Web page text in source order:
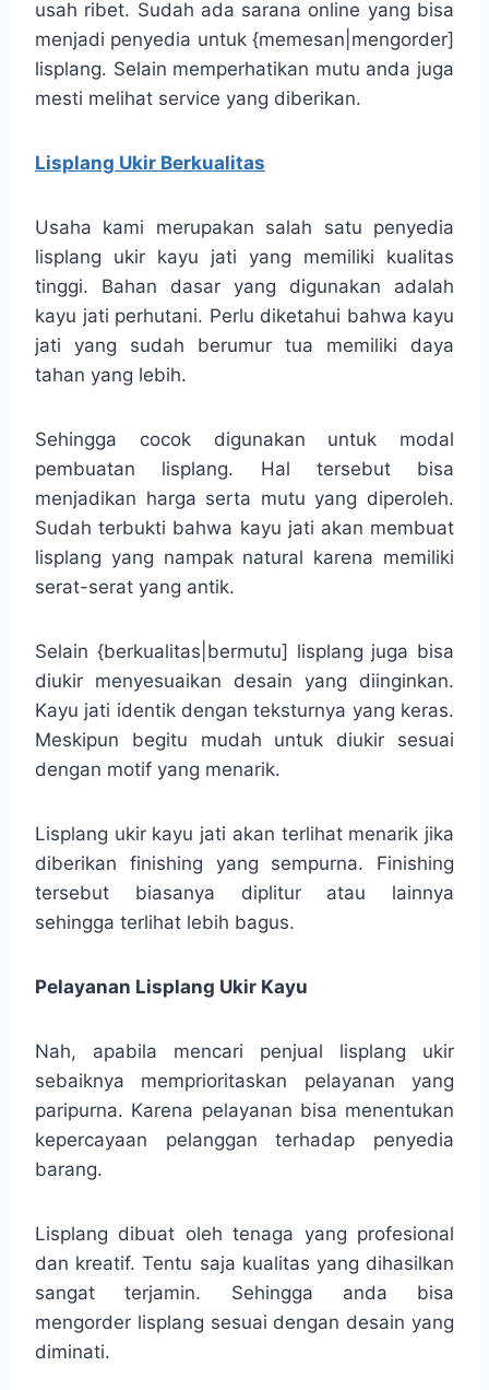
usah ribet. Sudah ada sarana online yang bisa
menjadi penyedia untuk {memesan|mengorder]
lisplang. Selain memperhatikan mutu anda juga
mesti melihat service yang diberikan.
Lisplang Ukir Berkualitas
Usaha kami merupakan salah satu penyedia
lisplang ukir kayu jati yang memiliki kualitas
tinggi. Bahan dasar yang digunakan adalah
kayu jati perhutani. Perlu diketahui bahwa kayu
jati yang sudah berumur tua memiliki daya
tahan yang lebih.
Sehingga cocok digunakan untuk modal
pembuatan lisplang. Hal tersebut bisa
menjadikan harga serta mutu yang diperoleh.
Sudah terbukti bahwa kayu jati akan membuat
lisplang yang nampak natural karena memiliki
serat-serat yang antik.
Selain {berkualitas|bermutu] lisplang juga bisa
diukir menyesuaikan desain yang diinginkan.
Kayu jati identik dengan teksturnya yang keras.
Meskipun begitu mudah untuk diukir sesuai
dengan motif yang menarik.
Lisplang ukir kayu jati akan terlihat menarik jika
diberikan finishing yang sempurna. Finishing
tersebut biasanya diplitur atau lainnya
sehingga terlihat lebih bagus.
Pelayanan Lisplang Ukir Kayu
Nah, apabila mencari penjual lisplang ukir
sebaiknya memprioritaskan pelayanan yang
paripurna. Karena pelayanan bisa menentukan
kepercayaan pelanggan terhadap penyedia
barang.
Lisplang dibuat oleh tenaga yang profesional
dan kreatif. Tentu saja kualitas yang dihasilkan
sangat terjamin. Sehingga anda bisa
mengorder lisplang sesuai dengan desain yang
diminati.